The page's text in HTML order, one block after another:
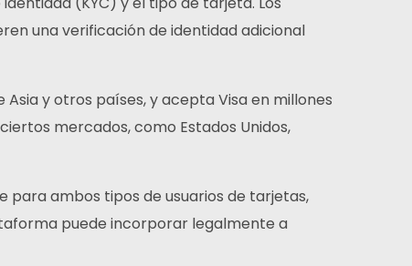
una verificación de identidad adicional
y otros países, y acepta Visa en millones
mercados, como Estados Unidos,
para ambos tipos de usuarios de tarjetas,
puede incorporar legalmente a